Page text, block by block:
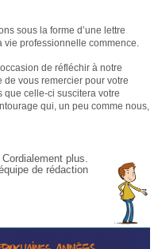
sous la forme d’une lettre
vie professionnelle commence.
de réfléchir à notre
de vous remercier pour votre
que celle-ci suscitera votre
qui, un peu comme nous,
Cordialement plus.
de rédaction